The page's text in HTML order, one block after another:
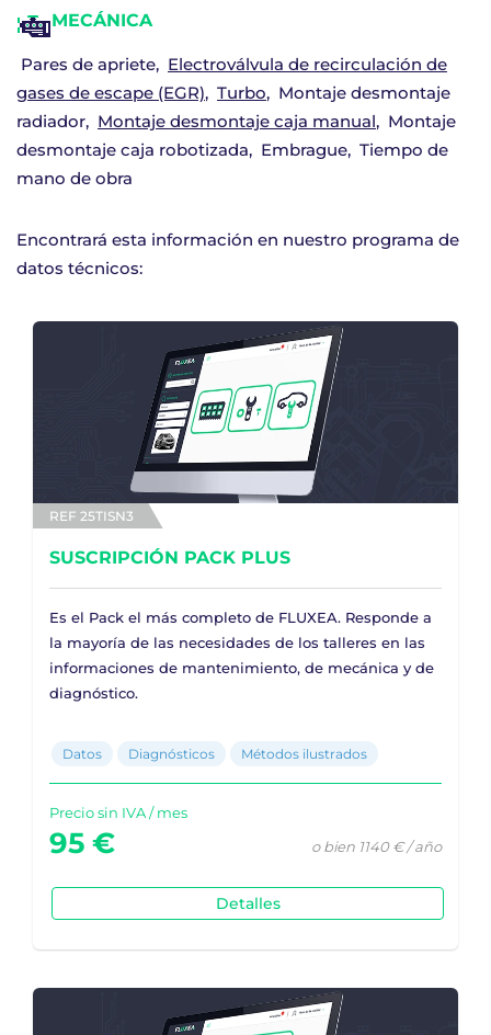
MECÁNICA
Pares de apriete
Electroválvula de recirculación de
gases de escape (EGR)
Turbo
Montaje desmontaje
radiador
Montaje desmontaje caja manual
Montaje
desmontaje caja robotizada
Embrague Tiempo de
mano de obra
Encontrará esta información en nuestro programa de
datos técnicos:
REF 25TISN3
SUSCRIPCIÓN PACK PLUS
Es el Pack el más completo de FLUXEA. Responde a
la mayoría de las necesidades de los talleres en las
informaciones de mantenimiento, de mecánica y de
diagnóstico.
Datos Diagnósticos Métodos ilustrados
Precio sin IVA / mes
95 € o bien 1140 € / año
Detalles